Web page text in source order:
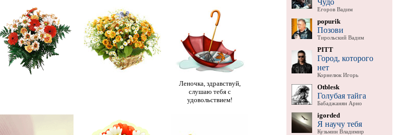
Леночка, здравствуй,
слушаю тебя с
удовольствием!
Егоров Вадим
popurik
Позови
Тирольский Вадим
PITT
Город, которого
нет
Корнелюк Игорь
Otblesk
Голубая тайга
Бабаджанян Арно
igorded
Я научу тебя
Кузьмин Владимир